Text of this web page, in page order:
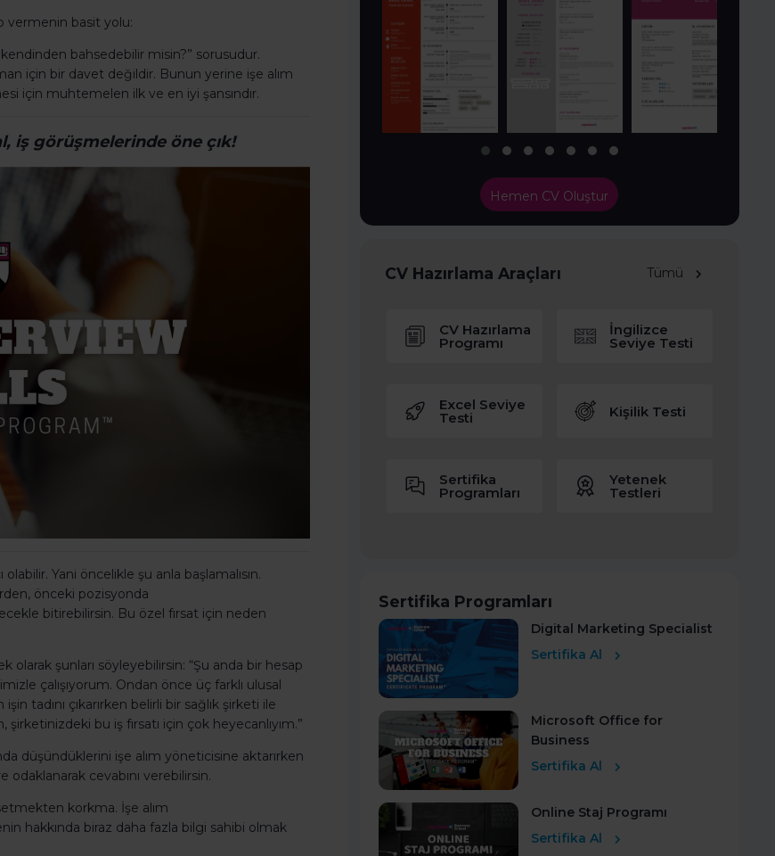
vermenin basit yolu:
bahsedebilir misin?” sorusudur.
için bir davet değildir. Bunun yerine işe alım
için muhtemelen ilk ve en iyi şansındır.
iş görüşmelerinde öne çık!
Yani öncelikle şu anla başlamalısın.
önceki pozisyonda
bitirebilirsin. Bu özel fırsat için neden
şunları söyleyebilirsin: “Şu anda bir hesap
çalışıyorum. Ondan önce üç farklı ulusal
tadını çıkarırken belirli bir sağlık şirketi ile
bu iş fırsatı için çok heyecanlıyım.”
düşündüklerini işe alım yöneticisine aktarırken
cevabını verebilirsin.
korkma. İşe alım
hakkında biraz daha fazla bilgi sahibi olmak
Hemen CV Oluştur
CV Hazırlama Araçları Tümü
CV Hazırlama
Programı
İngilizce
Seviye Testi
Excel Seviye
Testi Kişilik Testi
Sertifika
Programları
Yetenek
Testleri
Sertifika Programları
Digital Marketing Specialist
Sertifika Al
Microsoft Office for
Business
Sertifika Al
Online Staj Programı
Sertifika Al